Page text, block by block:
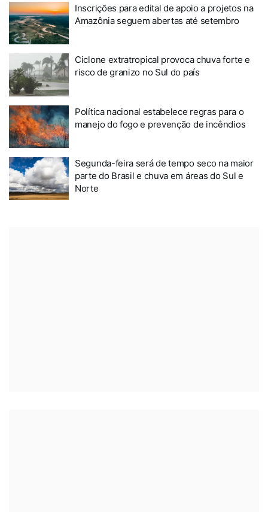
Inscrições para edital de apoio a projetos na
Amazônia seguem abertas até setembro
Ciclone extratropical provoca chuva forte e
risco de granizo no Sul do país
Política nacional estabelece regras para o
manejo do fogo e prevenção de incêndios
Segunda-feira será de tempo seco na maior
parte do Brasil e chuva em áreas do Sul e
Norte